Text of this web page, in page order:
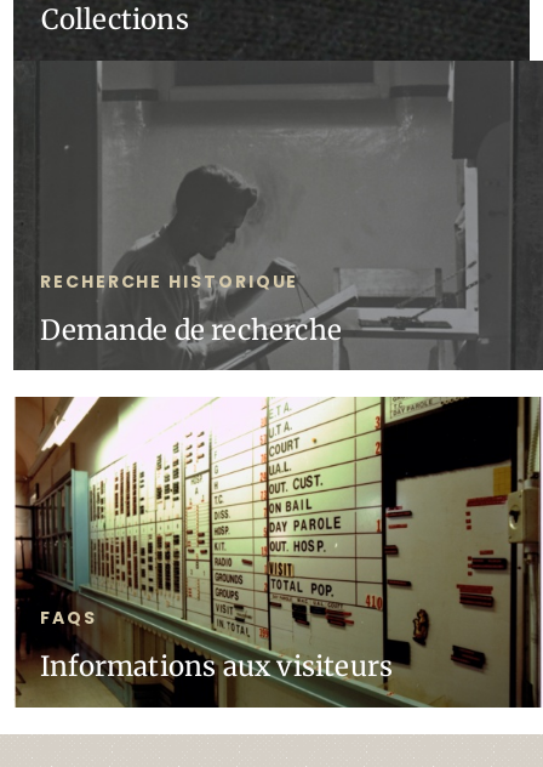
Collections
RECHERCHE HISTORIQUE
Demande de recherche
FAQS
Informations aux visiteurs